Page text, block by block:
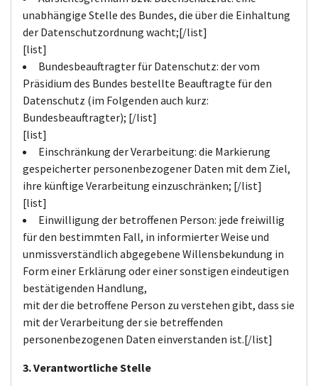
unabhängige Stelle des Bundes, die über die Einhaltung
der Datenschutzordnung wacht;[/list]
[list]
Bundesbeauftragter für Datenschutz: der vom
Präsidium des Bundes bestellte Beauftragte für den
Datenschutz (im Folgenden auch kurz:
Bundesbeauftragter); [/list]
[list]
Einschränkung der Verarbeitung: die Markierung
gespeicherter personenbezogener Daten mit dem Ziel,
ihre künftige Verarbeitung einzuschränken; [/list]
[list]
Einwilligung der betroffenen Person: jede freiwillig
für den bestimmten Fall, in informierter Weise und
unmissverständlich abgegebene Willensbekundung in
Form einer Erklärung oder einer sonstigen eindeutigen
bestätigenden Handlung,
mit der die betroffene Person zu verstehen gibt, dass sie
mit der Verarbeitung der sie betreffenden
personenbezogenen Daten einverstanden ist.[/list]
3. Verantwortliche Stelle